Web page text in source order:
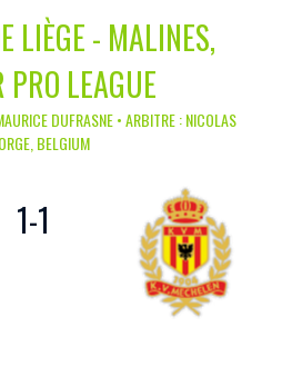
LIÈGE - MALINES,
LEAGUE
DUFRASNE • ARBITRE : NICOLAS
BELGIUM
1-1